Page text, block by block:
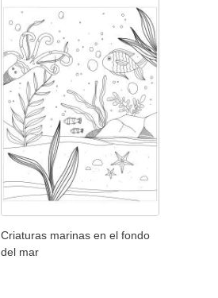
Criaturas marinas en el fondo
del mar